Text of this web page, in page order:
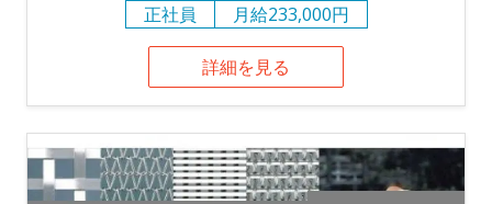
正社員
月給233,000円
詳細を見る